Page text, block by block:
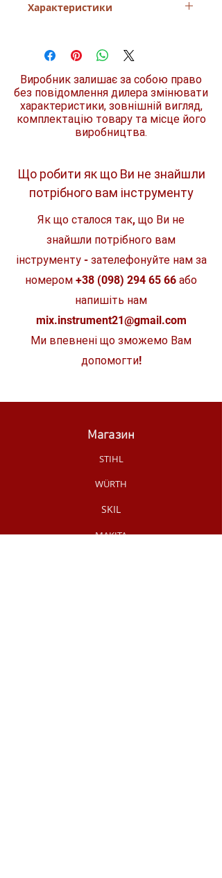
- надміцний мережевий шнур
Характеристики
потужність
Частота холостого
ходу
600/600-
2000 об./хв
Діаметр
шліфувального
165 мм
Полірувальна
насадка (
180 мм
82 мм
Довжина кабелю 2,5 м
Виробник залишає за собою право
без повідомлення дилера змінювати
характеристики, зовнішній вигляд,
комплектацію товару та місце його
виробництва.
Що робити як що Ви не знайшли
потрібного вам інструменту
Як що сталося так, що Ви не
знайшли потрібного вам
інструменту - зателефонуйте нам за
номером +38 (098) 294 65 66 або
напишіть нам
mix.instrument21@gmail.com
Ми впевнені що зможемо Вам
допомогти!
Магазин
STIHL
WÜRTH
SKIL
MAKITA